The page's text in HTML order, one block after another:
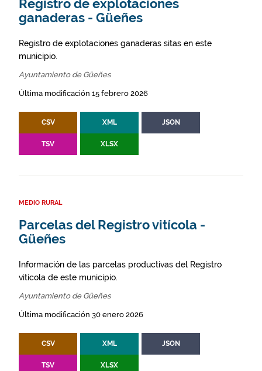
Registro de explotaciones
ganaderas - Güeñes
Registro de explotaciones ganaderas sitas en este
municipio.
Ayuntamiento de Güeñes
Última modificación 15 febrero 2026
CSV XML JSON
TSV XLSX
MEDIO RURAL
Parcelas del Registro vitícola -
Güeñes
Información de las parcelas productivas del Registro
vitícola de este municipio.
Ayuntamiento de Güeñes
Última modificación 30 enero 2026
CSV XML JSON
TSV XLSX